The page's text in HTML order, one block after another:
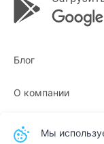
Блог
О компании
Квитанции
Мы